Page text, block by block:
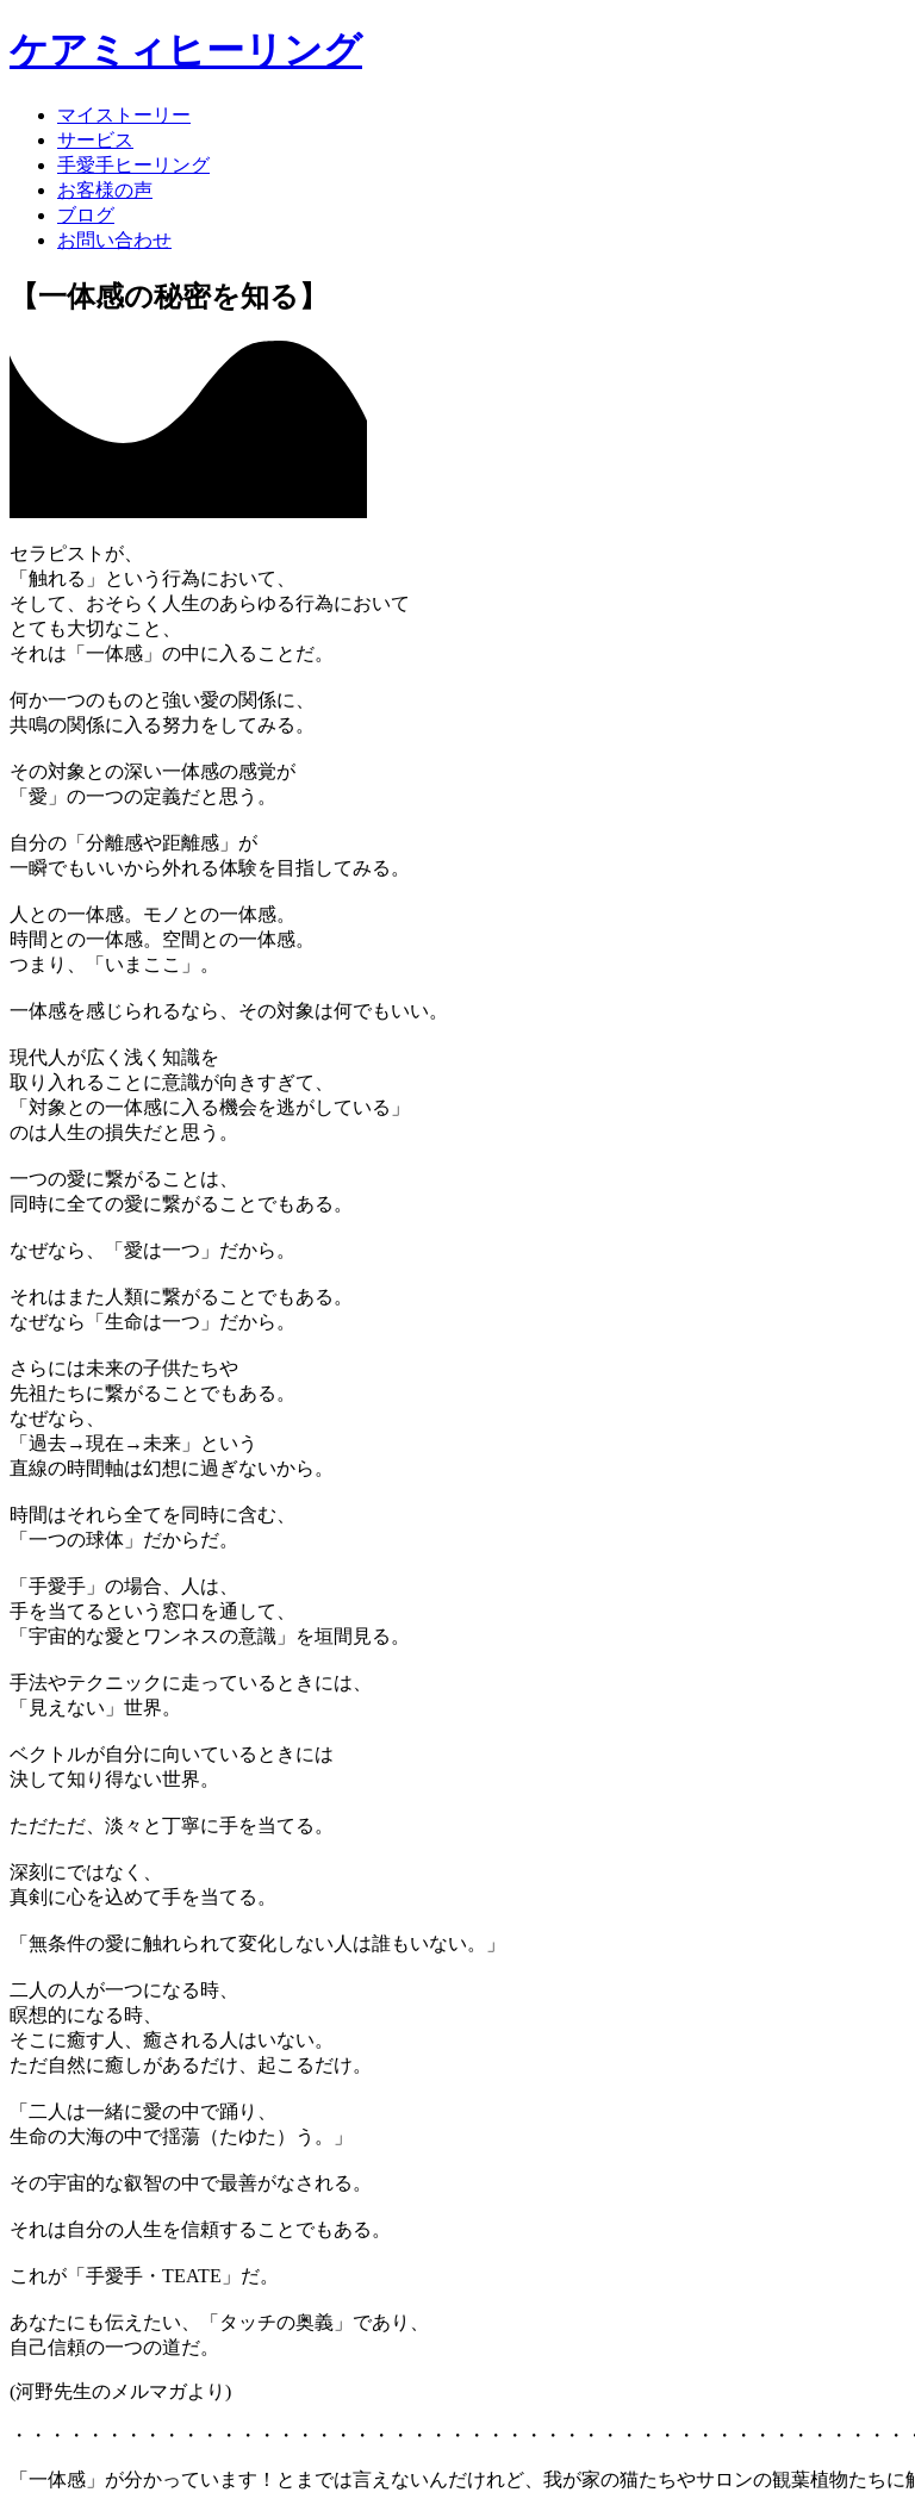
ケアミィヒーリング
マイストーリー
サービス
手愛手ヒーリング
お客様の声
ブログ
お問い合わせ
【一体感の秘密を知る】
セラピストが、
「触れる」という行為において、
そして、おそらく人生のあらゆる行為において
とても大切なこと、
それは「一体感」の中に入ることだ。
何か一つのものと強い愛の関係に、
共鳴の関係に入る努力をしてみる。
その対象との深い一体感の感覚が
「愛」の一つの定義だと思う。
自分の「分離感や距離感」が
一瞬でもいいから外れる体験を目指してみる。
人との一体感。モノとの一体感。
時間との一体感。空間との一体感。
つまり、「いまここ」。
一体感を感じられるなら、その対象は何でもいい。
現代人が広く浅く知識を
取り入れることに意識が向きすぎて、
「対象との一体感に入る機会を逃がしている」
のは人生の損失だと思う。
一つの愛に繋がることは、
同時に全ての愛に繋がることでもある。
なぜなら、「愛は一つ」だから。
それはまた人類に繋がることでもある。
なぜなら「生命は一つ」だから。
さらには未来の子供たちや
先祖たちに繋がることでもある。
なぜなら、
「過去→現在→未来」という
直線の時間軸は幻想に過ぎないから。
時間はそれら全てを同時に含む、
「一つの球体」だからだ。
「手愛手」の場合、人は、
手を当てるという窓口を通して、
「宇宙的な愛とワンネスの意識」を垣間見る。
手法やテクニックに走っているときには、
「見えない」世界。
ベクトルが自分に向いているときには
決して知り得ない世界。
ただただ、淡々と丁寧に手を当てる。
深刻にではなく、
真剣に心を込めて手を当てる。
「無条件の愛に触れられて変化しない人は誰もいない。」
二人の人が一つになる時、
瞑想的になる時、
そこに癒す人、癒される人はいない。
ただ自然に癒しがあるだけ、起こるだけ。
「二人は一緒に愛の中で踊り、
生命の大海の中で揺蕩（たゆた）う。」
その宇宙的な叡智の中で最善がなされる。
それは自分の人生を信頼することでもある。
これが「手愛手・TEATE」だ。
あなたにも伝えたい、「タッチの奥義」であり、
自己信頼の一つの道だ。
(河野先生のメルマガより)
・・・・・・・・・・・・・・・・・・・・・・・・・・・・・・・・・・・・・・・・・・・・・・・
「一体感」が分かっています！とまでは言えないんだけれど、我が家の猫たちやサロンの観葉植物たちに